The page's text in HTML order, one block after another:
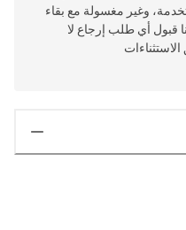
وغير مغسولة مع بقاء
قبول أي طلب إرجاع لا